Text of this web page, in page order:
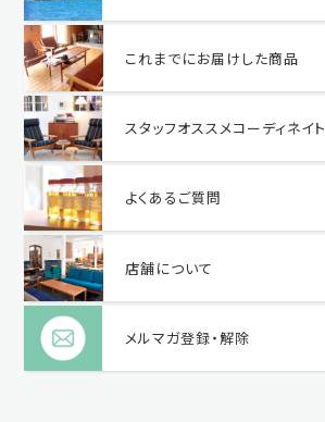
これまでにお届けした商品
スタッフオススメコーディネイト
よくあるご質問
店舗について
メルマガ登録・解除